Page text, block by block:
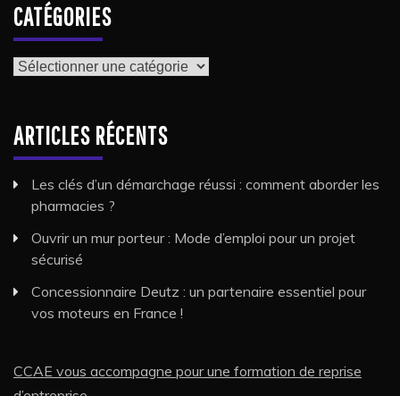
CATÉGORIES
Catégories
ARTICLES RÉCENTS
Les clés d’un démarchage réussi : comment aborder les
pharmacies ?
Ouvrir un mur porteur : Mode d’emploi pour un projet
sécurisé
Concessionnaire Deutz : un partenaire essentiel pour
vos moteurs en France !
CCAE vous accompagne pour une formation de reprise